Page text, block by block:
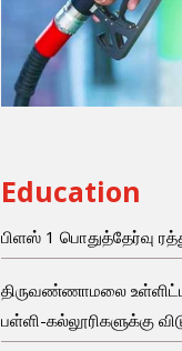
Education
பிளஸ் 1 பொதுத்தேர்வு
திருவண்ணாமலை
பள்ளி-கல்லூரிகளுக்கு